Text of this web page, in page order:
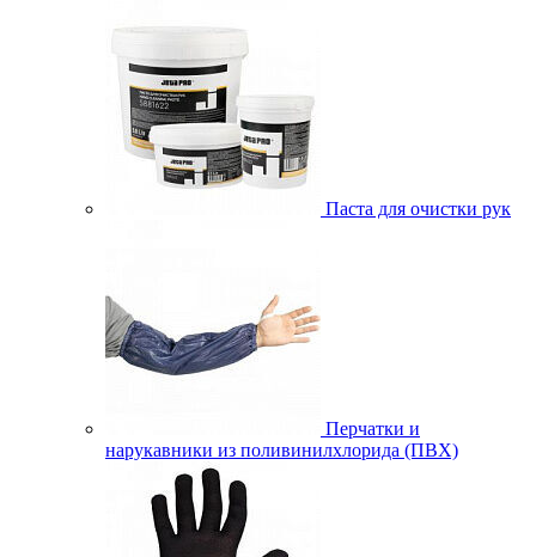
Паста для очистки рук
Перчатки и
нарукавники из поливинилхлорида (ПВХ)